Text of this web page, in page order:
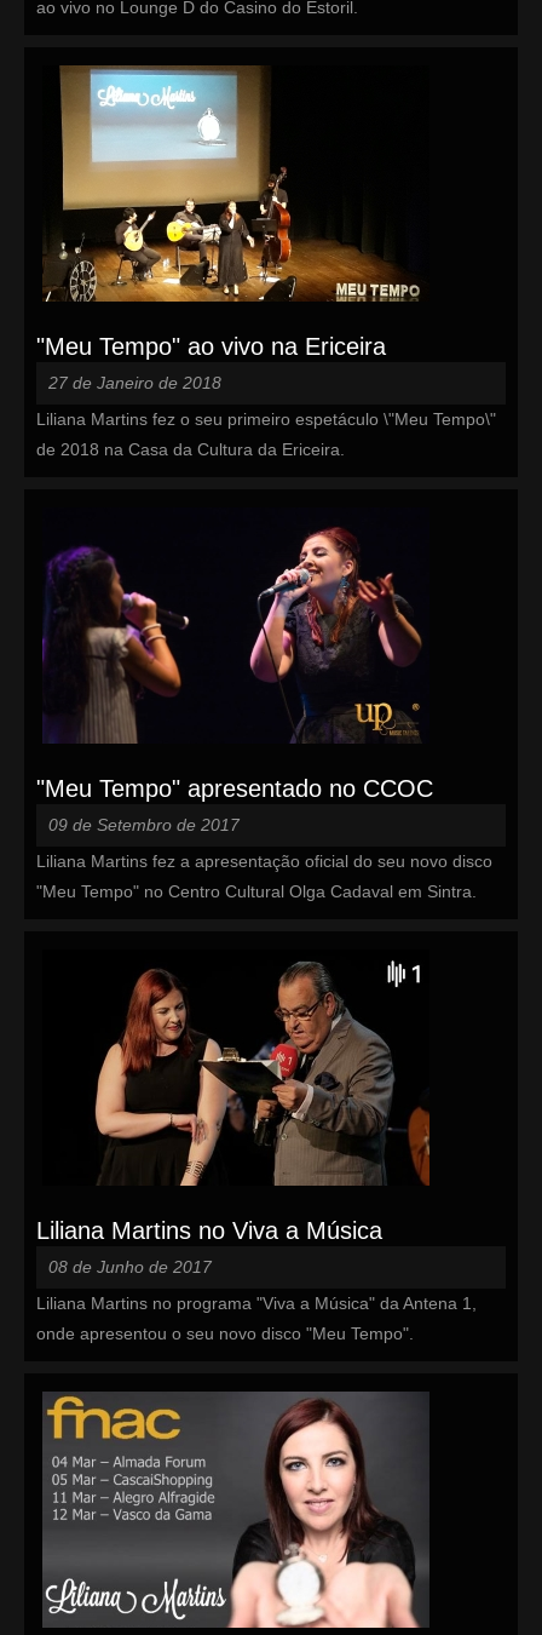
ao vivo no Lounge D do Casino do Estoril.
"Meu Tempo" ao vivo na Ericeira
27 de Janeiro de 2018
Liliana Martins fez o seu primeiro espetáculo \"Meu Tempo\"
de 2018 na Casa da Cultura da Ericeira.
"Meu Tempo" apresentado no CCOC
09 de Setembro de 2017
Liliana Martins fez a apresentação oficial do seu novo disco
"Meu Tempo" no Centro Cultural Olga Cadaval em Sintra.
Liliana Martins no Viva a Música
08 de Junho de 2017
Liliana Martins no programa "Viva a Música" da Antena 1,
onde apresentou o seu novo disco "Meu Tempo".